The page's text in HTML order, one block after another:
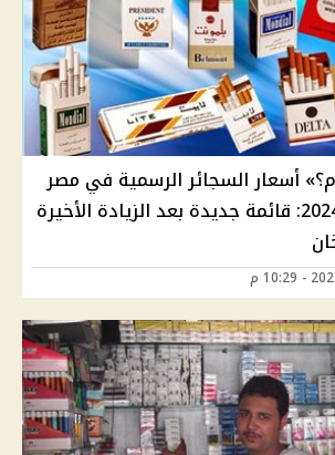
أسعار السجائر الرسمية في مصر
اليوم 19 أكتوبر 2024: قائمة جديدة بعد الزيادة الأخيرة